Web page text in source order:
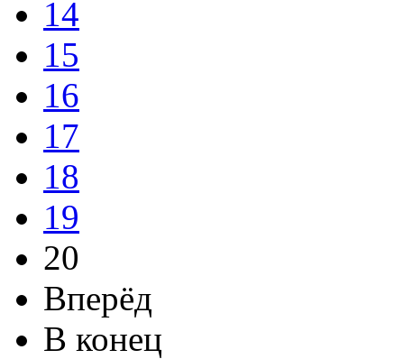
14
15
16
17
18
19
20
Вперёд
В конец